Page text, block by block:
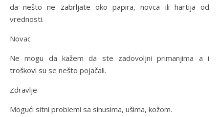
da nešto ne zabrljate oko papira, novca ili hartija od
vrednosti.
Novac
Ne mogu da kažem da ste zadovoljni primanjima a i
troškovi su se nešto pojačali.
Zdravlje
Mogući sitni problemi sa sinusima, ušima, kožom.